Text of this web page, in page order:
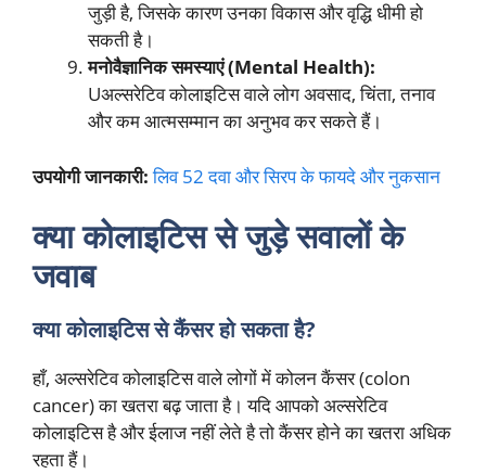
जुड़ी है, जिसके कारण उनका विकास और वृद्धि धीमी हो
सकती है।
मनोवैज्ञानिक समस्याएं (Mental Health):
Uअल्सरेटिव कोलाइटिस वाले लोग अवसाद, चिंता, तनाव
और कम आत्मसम्मान का अनुभव कर सकते हैं।
उपयोगी जानकारी: लिव 52 दवा और सिरप के फायदे और नुकसान
क्या कोलाइटिस से जुड़े सवालों के
जवाब
क्या कोलाइटिस से कैंसर हो सकता है?
हाँ, अल्सरेटिव कोलाइटिस वाले लोगों में कोलन कैंसर (colon
cancer) का खतरा बढ़ जाता है। यदि आपको अल्सरेटिव
कोलाइटिस है और ईलाज नहीं लेते है तो कैंसर होने का खतरा अधिक
रहता हैं।